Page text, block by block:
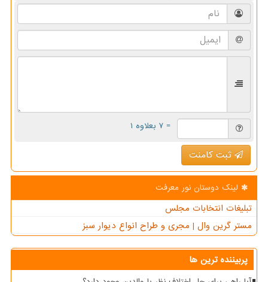
= ۷ بعلاوه ۱
ثبت کامنت
لینک دوستان نور معرفت
تبلیغات انتخابات مجلس
مستر گرین وال | مجری و طراح انواع دیوار سبز
پربیننده ترین ها